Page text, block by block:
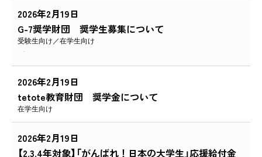
2026年2月19日
G-7奨学財団 奨学生募集について
受験生向け 在学生向け
2026年2月19日
tetote教育財団 奨学金について
在学生向け
2026年2月19日
【2.3.4年対象】「がんばれ！日本の大学生」応援給付金